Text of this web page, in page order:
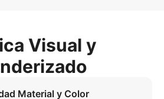
Visual y
Material y Color